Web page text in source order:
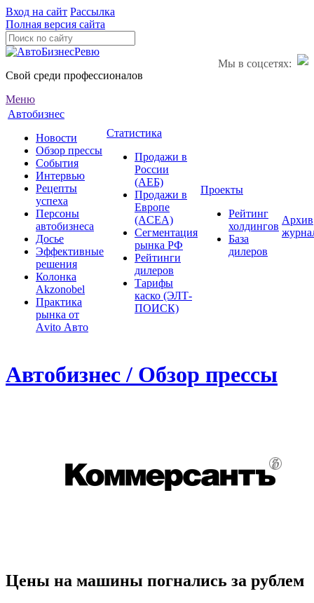
Вход на сайт Рассылка
Полная версия сайта
Мы в соцсетях:
Свой среди профессионалов
Меню
Автобизнес
Новости
Обзор прессы
События
Интервью
Рецепты
успеха
Персоны
автобизнеса
Досье
Эффективные
решения
Колонка
Akzonobel
Практика
рынка от
Аvito Авто
Статистика
Продажи в
России
(АЕБ)
Продажи в
Европе
(ACEA)
Сегментация
рынка РФ
Рейтинги
дилеров
Тарифы
каско (ЭЛТ-
ПОИСК)
Проекты
Рейтинг
холдингов
База
дилеров
Архив
Автобизнес / Обзор прессы
Цены на машины погнались за рублем